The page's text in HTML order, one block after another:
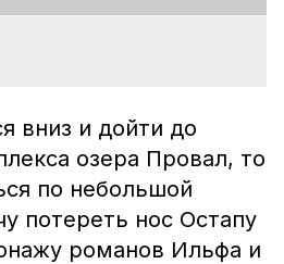
вниз и дойти до
озера Провал, то
по небольшой
потереть нос Остапу
романов Ильфа и